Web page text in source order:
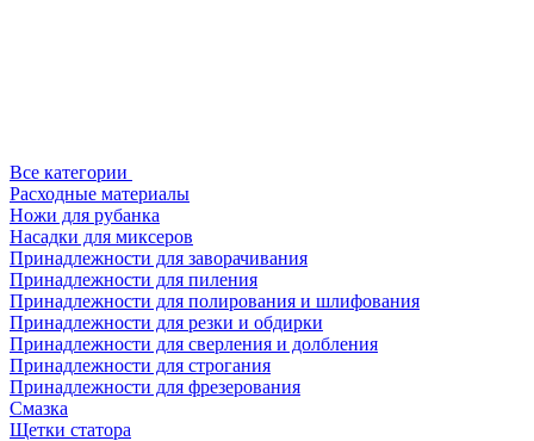
Все категории
Расходные материалы
Ножи для рубанка
Насадки для миксеров
Принадлежности для заворачивания
Принадлежности для пиления
Принадлежности для полирования и шлифования
Принадлежности для резки и обдирки
Принадлежности для сверления и долбления
Принадлежности для строгания
Принадлежности для фрезерования
Смазка
Щетки статора